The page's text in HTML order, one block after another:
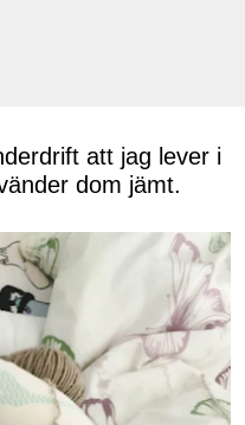
att jag lever i
dom jämt.